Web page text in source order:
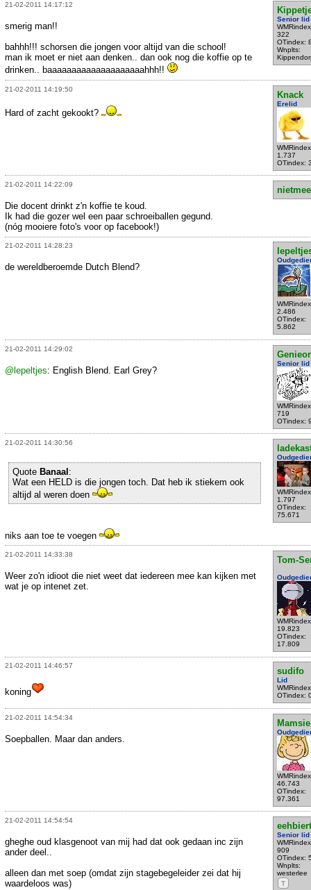
21-02-2011 14:17:12
Senior lid
322
OTindex:
Wnplts:
smerig man!!
bahhh!!! schorsen die jongen voor altijd van die school!
man ik moet er niet aan denken.. dan ook nog die koffie op te
drinken.. baaaaaaaaaaaaaaaaaaaahhh!!
21-02-2011 14:19:50
Knack
Erelid
1.737
OTindex:
Hard of zacht gekookt?
21-02-2011 14:22:09
Die docent drinkt z'n koffie te koud.
Ik had die gozer wel een paar schroeiballen gegund.
(nóg mooiere foto's voor op facebook!)
21-02-2011 14:28:23
2.486
OTindex:
5.862
de wereldberoemde Dutch Blend?
21-02-2011 14:29:02
Senior lid
719
OTindex:
@lepeltjes: English Blend. Earl Grey?
21-02-2011 14:30:56
1.797
OTindex:
75.671
Quote Banaal :
Wat een HELD is die jongen toch. Dat heb ik stiekem ook
altijd al weren doen
niks aan toe te voegen
21-02-2011 14:33:38
Tom-
19.823
OTindex:
17.809
Weer zo'n idioot die niet weet dat iedereen mee kan kijken met
wat je op intenet zet.
21-02-2011 14:46:57
sudifo
Lid
OTindex:
koning
21-02-2011 14:54:34
Mamsie
46.743
OTindex:
97.361
Soepballen. Maar dan anders.
21-02-2011 14:54:54
Senior lid
909
OTindex:
Wnplts:
westerlee
T
gheghe oud klasgenoot van mij had dat ook gedaan inc zijn
ander deel..
alleen dan met soep (omdat zijn stagebegeleider zei dat hij
waardeloos was)